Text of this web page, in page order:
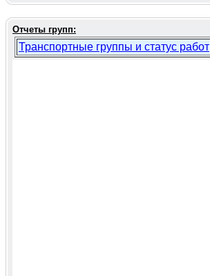
Отчеты групп:
Транспортные группы и статус работ